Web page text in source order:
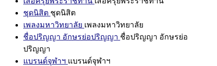
ชุดนิสิต ชุดนิสิต
เพลงมหาวิทยาลัย เพลงมหาวิทยาลัย
ชื่อปริญญา อักษรย่อปริญญา ชื่อปริญญา อักษรย่อ
ปริญญา
แบรนด์จุฬาฯ แบรนด์จุฬาฯ